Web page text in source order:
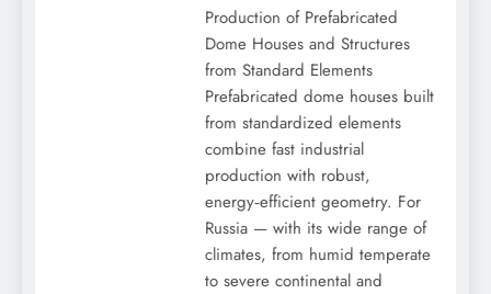
Production of Prefabricated
Dome Houses and Structures
from Standard Elements
Prefabricated dome houses built
from standardized elements
combine fast industrial
production with robust,
energy‑efficient geometry. For
Russia — with its wide range of
climates, from humid temperate
to severe continental and